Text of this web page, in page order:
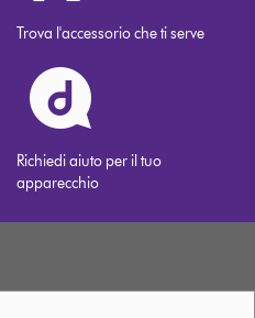
Trova l'accessorio che ti serve
Richiedi aiuto per il tuo
apparecchio